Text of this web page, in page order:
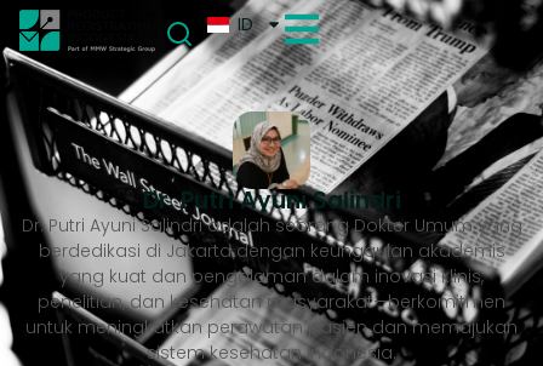
ID
Dr. Putri Ayuni Salindri
Dr. Putri Ayuni Salindri adalah seorang Dokter Umum yang
berdedikasi di Jakarta dengan keunggulan akademis
yang kuat dan pengalaman dalam inovasi klinis,
penelitian, dan kesehatan masyarakat—berkomitmen
untuk meningkatkan perawatan pasien dan memajukan
sistem kesehatan Indonesia.